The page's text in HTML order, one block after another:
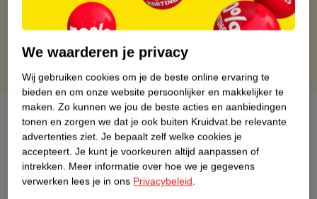
Gratis retourneren binnen 30 dagen
Gratis punten met je Kruidvat kaart
Over dit product
Productinformatie
Etiketinformatie
We waarderen je privacy
Wij gebruiken cookies om je de beste online ervaring te
bieden en om onze website persoonlijker en makkelijker te
maken. Zo kunnen we jou de beste acties en aanbiedingen
tonen en zorgen we dat je ook buiten Kruidvat.be relevante
advertenties ziet. Je bepaalt zelf welke cookies je
accepteert. Je kunt je voorkeuren altijd aanpassen of
intrekken. Meer informatie over hoe we je gegevens
verwerken lees je in ons Privacybeleid.